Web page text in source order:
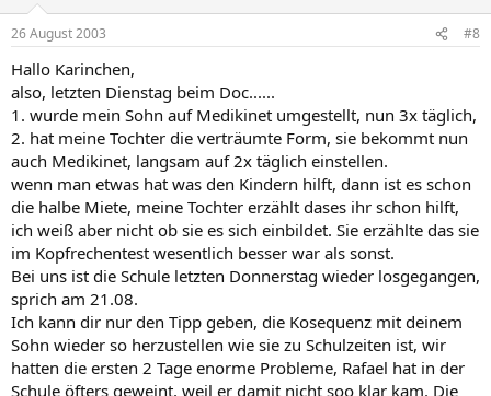
26 August 2003 #8
Hallo Karinchen,
also, letzten Dienstag beim Doc......
1. wurde mein Sohn auf Medikinet umgestellt, nun 3x täglich,
2. hat meine Tochter die verträumte Form, sie bekommt nun
auch Medikinet, langsam auf 2x täglich einstellen.
wenn man etwas hat was den Kindern hilft, dann ist es schon
die halbe Miete, meine Tochter erzählt dases ihr schon hilft,
ich weiß aber nicht ob sie es sich einbildet. Sie erzählte das sie
im Kopfrechentest wesentlich besser war als sonst.
Bei uns ist die Schule letzten Donnerstag wieder losgegangen,
sprich am 21.08.
Ich kann dir nur den Tipp geben, die Kosequenz mit deinem
Sohn wieder so herzustellen wie sie zu Schulzeiten ist, wir
hatten die ersten 2 Tage enorme Probleme, Rafael hat in der
Schule öfters geweint, weil er damit nicht soo klar kam. Die